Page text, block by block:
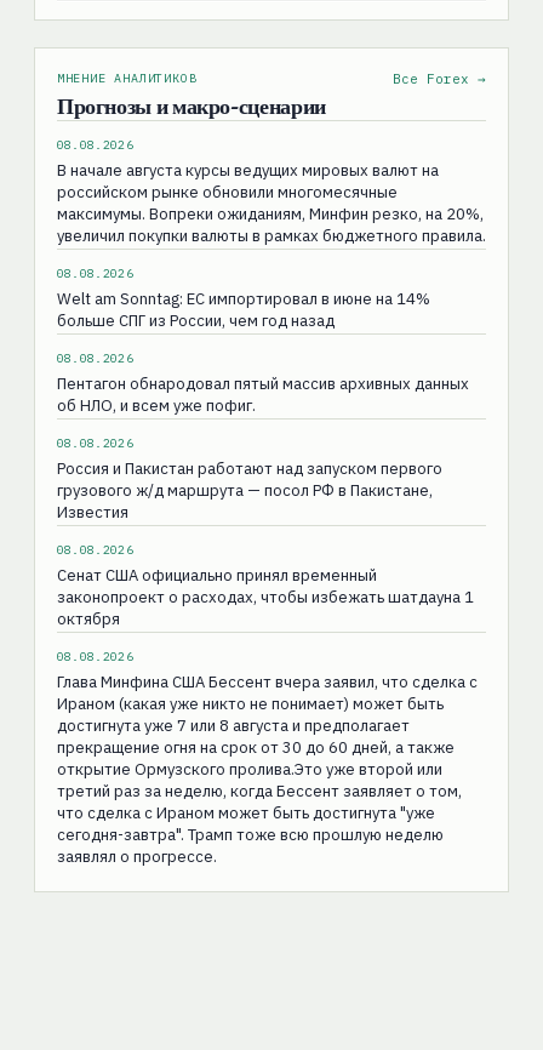
МНЕНИЕ АНАЛИТИКОВ
Прогнозы и макро-сценарии
Все Forex →
08.08.2026
В начале августа курсы ведущих мировых валют на
российском рынке обновили многомесячные
максимумы. Вопреки ожиданиям, Минфин резко, на 20%,
увеличил покупки валюты в рамках бюджетного правила.
08.08.2026
Welt am Sonntag: ЕС импортировал в июне на 14%
больше СПГ из России, чем год назад
08.08.2026
Пентагон обнародовал пятый массив архивных данных
об НЛО, и всем уже пофиг.
08.08.2026
Россия и Пакистан работают над запуском первого
грузового ж/д маршрута — посол РФ в Пакистане,
Известия
08.08.2026
Сенат США официально принял временный
законопроект о расходах, чтобы избежать шатдауна 1
октября
08.08.2026
Глава Минфина США Бессент вчера заявил, что сделка с
Ираном (какая уже никто не понимает) может быть
достигнута уже 7 или 8 августа и предполагает
прекращение огня на срок от 30 до 60 дней, а также
открытие Ормузского пролива.Это уже второй или
третий раз за неделю, когда Бессент заявляет о том,
что сделка с Ираном может быть достигнута "уже
сегодня-завтра". Трамп тоже всю прошлую неделю
заявлял о прогрессе.